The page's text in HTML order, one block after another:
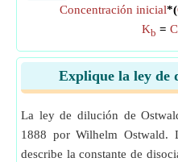
Concentración inicial*(
Kb = C
Explique la ley de
La ley de dilución de
1888 por Wilhelm Ostwald.
describe la constante de